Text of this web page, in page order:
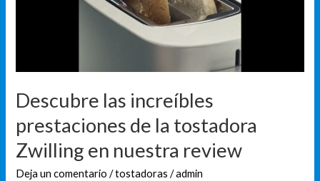
Descubre las increíbles
prestaciones de la tostadora
Zwilling en nuestra review
Deja un comentario /tostadoras /admin
en
nuestra
review